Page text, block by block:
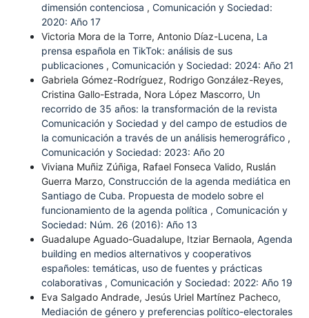
dimensión contenciosa , Comunicación y Sociedad:
2020: Año 17
Victoria Mora de la Torre, Antonio Díaz-Lucena, La
prensa española en TikTok: análisis de sus
publicaciones , Comunicación y Sociedad: 2024: Año 21
Gabriela Gómez-Rodríguez, Rodrigo González-Reyes,
Cristina Gallo-Estrada, Nora López Mascorro, Un
recorrido de 35 años: la transformación de la revista
Comunicación y Sociedad y del campo de estudios de
la comunicación a través de un análisis hemerográfico ,
Comunicación y Sociedad: 2023: Año 20
Viviana Muñiz Zúñiga, Rafael Fonseca Valido, Ruslán
Guerra Marzo, Construcción de la agenda mediática en
Santiago de Cuba. Propuesta de modelo sobre el
funcionamiento de la agenda política , Comunicación y
Sociedad: Núm. 26 (2016): Año 13
Guadalupe Aguado-Guadalupe, Itziar Bernaola, Agenda
building en medios alternativos y cooperativos
españoles: temáticas, uso de fuentes y prácticas
colaborativas , Comunicación y Sociedad: 2022: Año 19
Eva Salgado Andrade, Jesús Uriel Martínez Pacheco,
Mediación de género y preferencias político-electorales